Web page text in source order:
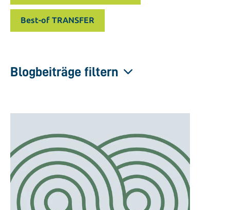
Best-of TRANSFER
Blogbeiträge filtern